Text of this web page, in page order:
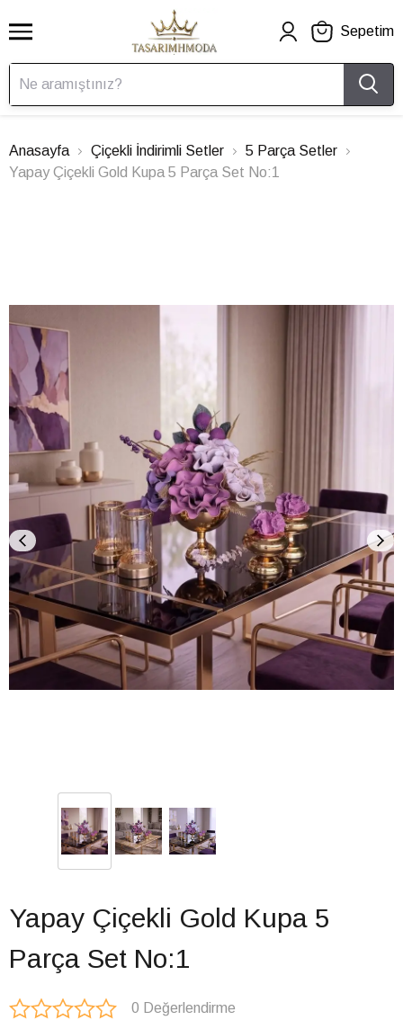
Sepetim
Anasayfa Çiçekli İndirimli Setler
5 Parça Setler
Yapay Çiçekli Gold Kupa 5 Parça Set No:1
Yapay Çiçekli Gold Kupa 5
Parça Set No:1
0 Değerlendirme